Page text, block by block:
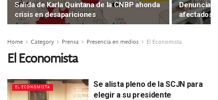
Salida de Karla Quintana de la CNBP ahonda
crisis en desapariciones
Denuncian
afectados
Home Category Prensa Presencia en medios El Economista
El Economista
EL ECONOMISTA
Se alista pleno de la SCJN para
elegir a su presidente